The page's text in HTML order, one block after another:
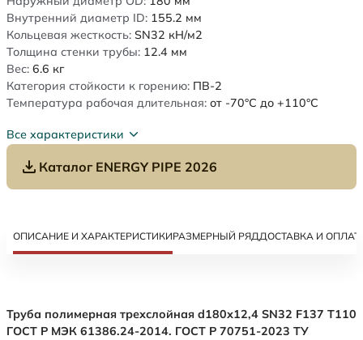
Внутренний диаметр ID: 155.2 мм
Кольцевая жесткость: SN32 кН/м2
Толщина стенки трубы: 12.4 мм
Вес: 6.6 кг
Категория стойкости к горению: ПВ-2
Температура рабочая длительная: от -70°C до +110°C
Все характеристики
Каталог ENERGY PIPE 2026
ОПИСАНИЕ И ХАРАКТЕРИСТИКИРАЗМЕРНЫЙ РЯДДОСТАВКА И
Труба полимерная трехслойная d180х12,4 SN32 F137 Т110
ГОСТ Р МЭК 61386.24-2014. ГОСТ Р 70751-2023 ТУ